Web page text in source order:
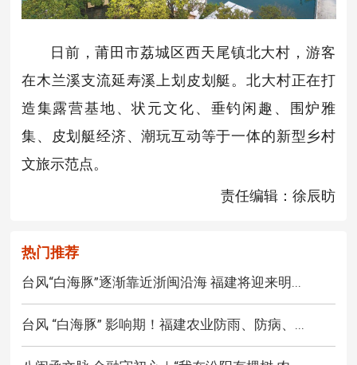
日前，莆田市荔城区西天尾镇北大村，游客
在木兰溪支流延寿溪上划皮划艇。北大村正在打
造集露营基地、状元文化、垂钓闲趣、围炉雅
集、皮划艇经济、潮玩互动等于一体的新型乡村
文旅示范点。
责任编辑：徐辰昉
热门推荐
台风“白海豚”逐渐靠近浙闽沿海 福建将迎来明...
台风 “白海豚” 影响期！福建农业防雨、防病、...